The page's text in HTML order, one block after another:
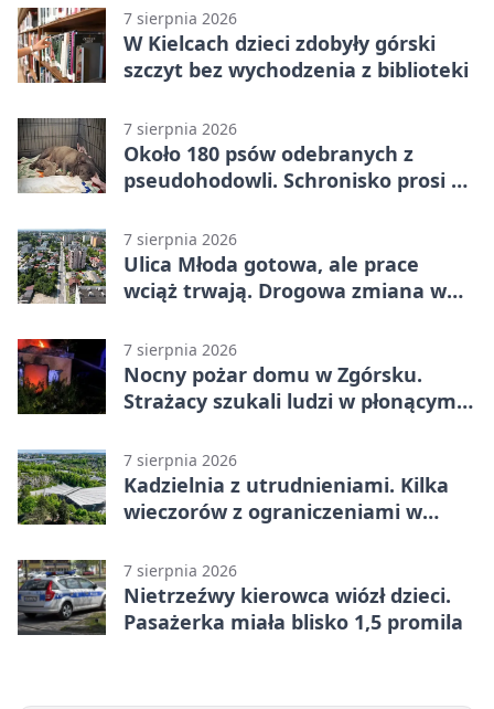
7 sierpnia 2026
W Kielcach dzieci zdobyły górski
szczyt bez wychodzenia z biblioteki
7 sierpnia 2026
Około 180 psów odebranych z
pseudohodowli. Schronisko prosi o
7 sierpnia 2026
Ulica Młoda gotowa, ale prace
wciąż trwają. Drogowa zmiana w
7 sierpnia 2026
Nocny pożar domu w Zgórsku.
Strażacy szukali ludzi w płonącym
7 sierpnia 2026
Kadzielnia z utrudnieniami. Kilka
wieczorów z ograniczeniami w
7 sierpnia 2026
Nietrzeźwy kierowca wiózł dzieci.
Pasażerka miała blisko 1,5 promila